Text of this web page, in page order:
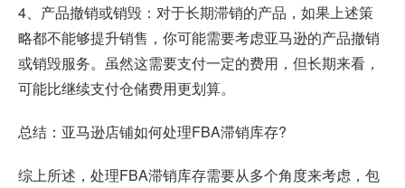
4、产品撤销或销毁：对于长期滞销的产品，如果上述策
略都不能够提升销售，你可能需要考虑亚马逊的产品撤销
或销毁服务。虽然这需要支付一定的费用，但长期来看，
可能比继续支付仓储费用更划算。
总结：亚马逊店铺如何处理FBA滞销库存?
综上所述，处理FBA滞销库存需要从多个角度来考虑，包